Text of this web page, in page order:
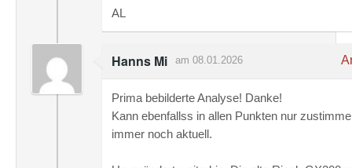
AL
Hanns Mi am 08.01.2026
Prima bebilderte Analyse! Danke!
Kann ebenfallss in allen Punkten nur
immer noch aktuell.